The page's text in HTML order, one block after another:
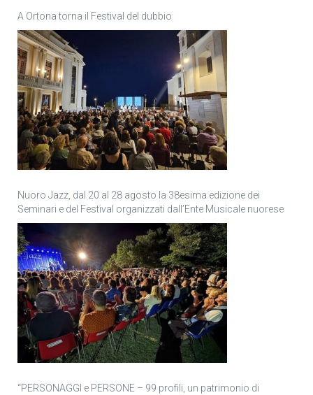
A Ortona torna il Festival del dubbio
Nuoro Jazz, dal 20 al 28 agosto la 38esima edizione dei
Seminari e del Festival organizzati dall’Ente Musicale nuorese
“PERSONAGGI e PERSONE – 99 profili, un patrimonio di